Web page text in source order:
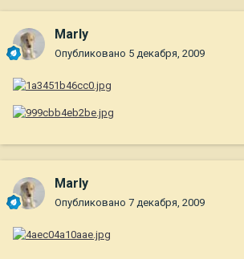
Marly
Опубликовано 5 декабря, 2009
Marly
Опубликовано 7 декабря, 2009